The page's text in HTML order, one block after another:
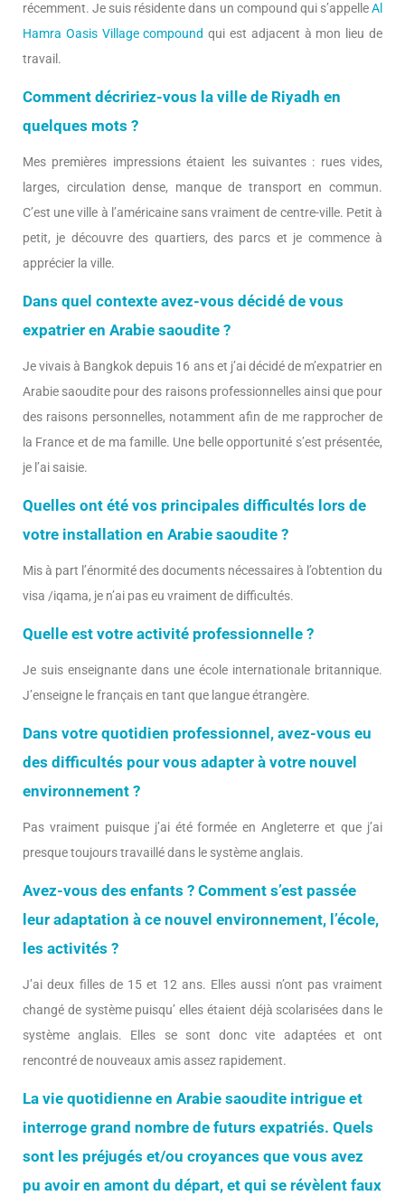
récemment. Je suis résidente dans un compound qui s’appelleAl
Hamra Oasis Village compound qui est adjacent à mon lieu de
travail.
Comment décririez-vous la ville de Riyadh en
quelques mots ?
Mes premières impressions étaient les suivantes : rues vides,
larges, circulation dense, manque de transport en commun.
C’est une ville à l’américaine sans vraiment de centre-ville. Petit à
petit, je découvre des quartiers, des parcs et je commence à
apprécier la ville.
Dans quel contexte avez-vous décidé de vous
expatrier en Arabie saoudite ?
Je vivais à Bangkok depuis 16 ans et j’ai décidé de m’expatrier en
Arabie saoudite pour des raisons professionnelles ainsi que pour
des raisons personnelles, notamment afin de me rapprocher de
la France et de ma famille. Une belle opportunité s’est présentée,
je l’ai saisie.
Quelles ont été vos principales difficultés lors de
votre installation en Arabie saoudite ?
Mis à part l’énormité des documents nécessaires à l’obtention du
visa /iqama, je n’ai pas eu vraiment de difficultés.
Quelle est votre activité professionnelle ?
Je suis enseignante dans une école internationale britannique.
J’enseigne le français en tant que langue étrangère.
Dans votre quotidien professionnel, avez-vous eu
des difficultés pour vous adapter à votre nouvel
environnement ?
Pas vraiment puisque j’ai été formée en Angleterre et que j’ai
presque toujours travaillé dans le système anglais.
Avez-vous des enfants ? Comment s’est passée
leur adaptation à ce nouvel environnement, l’école,
les activités ?
J’ai deux filles de 15 et 12 ans. Elles aussi n’ont pas vraiment
changé de système puisqu’ elles étaient déjà scolarisées dans le
système anglais. Elles se sont donc vite adaptées et ont
rencontré de nouveaux amis assez rapidement.
La vie quotidienne en Arabie saoudite intrigue et
interroge grand nombre de futurs expatriés. Quels
sont les préjugés et/ou croyances que vous avez
pu avoir en amont du départ, et qui se révèlent faux